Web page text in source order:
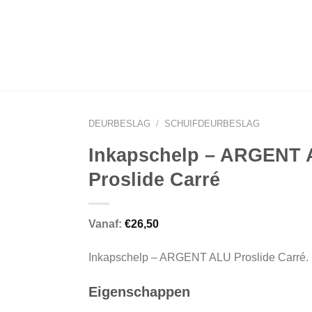
DEURBESLAG / SCHUIFDEURBESLAG
Inkapschelp – ARGENT
Proslide Carré
Vanaf: €26,50
Inkapschelp – ARGENT ALU Proslide Carré.
Eigenschappen